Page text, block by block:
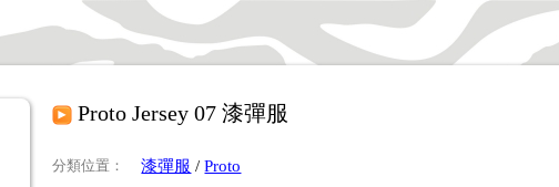
Proto Jersey 07 漆彈服
分類位置 ： 漆彈服 /Proto